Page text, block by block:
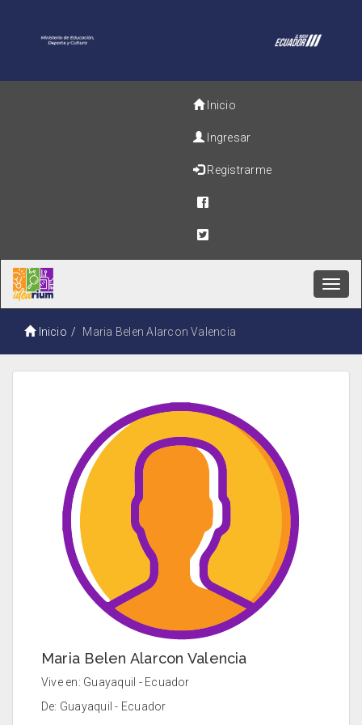
Inicio
Ingresar
Registrarme
Inicio Maria Belen Alarcon Valencia
Maria Belen Alarcon Valencia
Vive en: Guayaquil - Ecuador
De: Guayaquil - Ecuador